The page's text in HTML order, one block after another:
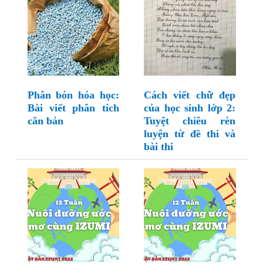
Phân bón hóa học:
Bài viết phân tích
căn bản
Cách viết chữ đẹp
của học sinh lớp 2:
Tuyệt chiêu rèn
luyện từ đề thi và
bài thi